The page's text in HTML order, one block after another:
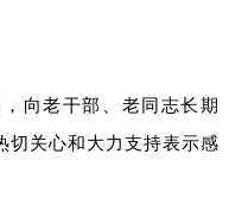
向老干部、老同志长期
切关心和大力支持表示感